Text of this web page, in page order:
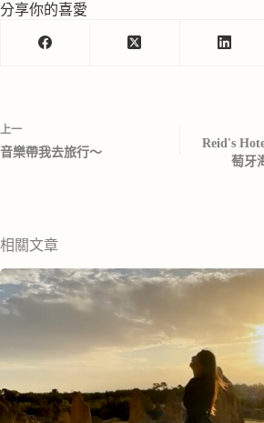
分享你的喜愛
上一
音樂帶我去旅行～
Reid's
萄牙
相關文章